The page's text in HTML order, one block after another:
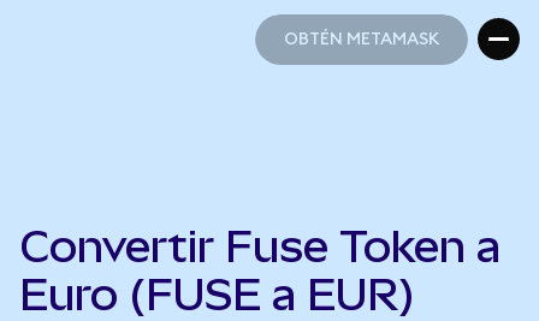
OBTÉN METAMASK
Convertir Fuse Token a
Euro (FUSE a EUR)